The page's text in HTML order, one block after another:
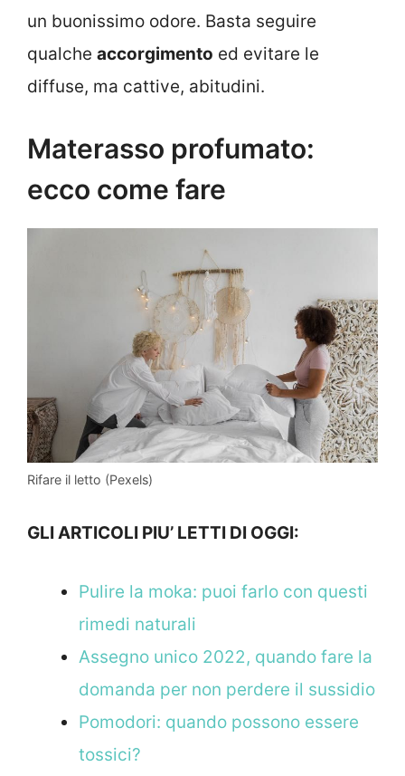
un buonissimo odore. Basta seguire
qualche accorgimento ed evitare le
diffuse, ma cattive, abitudini.
Materasso profumato:
ecco come fare
Rifare il letto (Pexels)
GLI ARTICOLI PIU’ LETTI DI OGGI:
Pulire la moka: puoi farlo con questi
rimedi naturali
Assegno unico 2022, quando fare la
domanda per non perdere il sussidio
Pomodori: quando possono essere
tossici?